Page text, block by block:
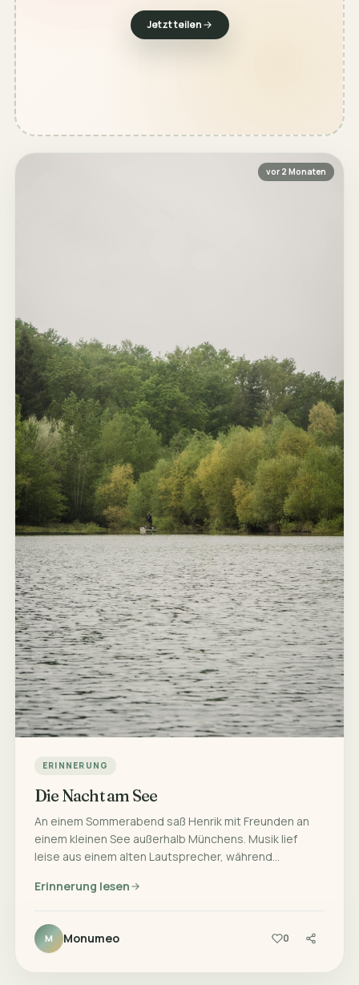
Jetzt teilen
vor 2 Monaten
ERINNERUNG
Die Nacht am See
An einem Sommerabend saß Henrik mit Freunden an
einem kleinen See außerhalb Münchens. Musik lief
leise aus einem alten Lautsprecher, während…
Erinnerung lesen
M Monumeo 0